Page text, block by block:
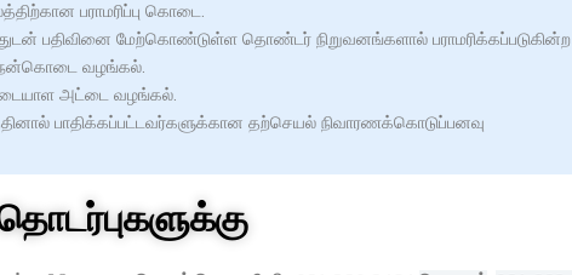
பராமரிப்பு கொடை.
பதிவினை மேற்கொண்டுள்ள தொண்டர் நிறுவனங்களால்
நன்கொடை வழங்கல்.
அட்டை வழங்கல்.
பாதிக்கப்பட்டவர்களுக்கான தற்செயல் நிவாரணக்கொடுப்பனவு